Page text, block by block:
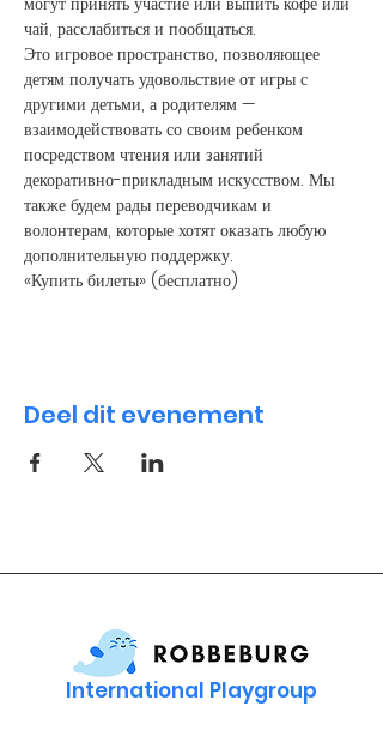
чай, расслабиться и пообщаться.
Это игровое пространство, позволяющее
детям получать удовольствие от игры с
другими детьми, а родителям —
взаимодействовать со своим ребенком
посредством чтения или занятий
декоративно-прикладным искусством. Мы
также будем рады переводчикам и
волонтерам, которые хотят оказать любую
дополнительную поддержку.
«Купить билеты» (бесплатно)
Deel dit evenement
International Playgroup